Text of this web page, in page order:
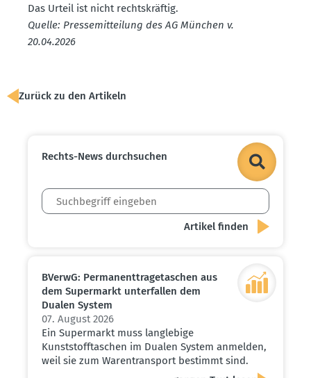
Das Urteil ist nicht rechts­kräftig.
Quelle: Presse­mit­teilung des AG München v.
20.04.2026
Zurück zu den Artikeln
Rechts-News durch­suchen
BVerwG: Perma­nent­tra­ge­ta­schen aus
dem Super­markt unter­fallen dem
Dualen System
07. August 2026
Ein Supermarkt muss langlebige
Kunststofftaschen im Dualen System anmelden,
weil sie zum Warentransport bestimmt sind.